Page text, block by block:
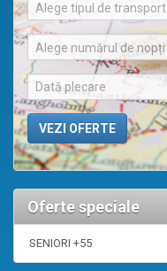
Alege tipul de transport
Alege numărul de nopți
Oferte speciale
SENIORI +55